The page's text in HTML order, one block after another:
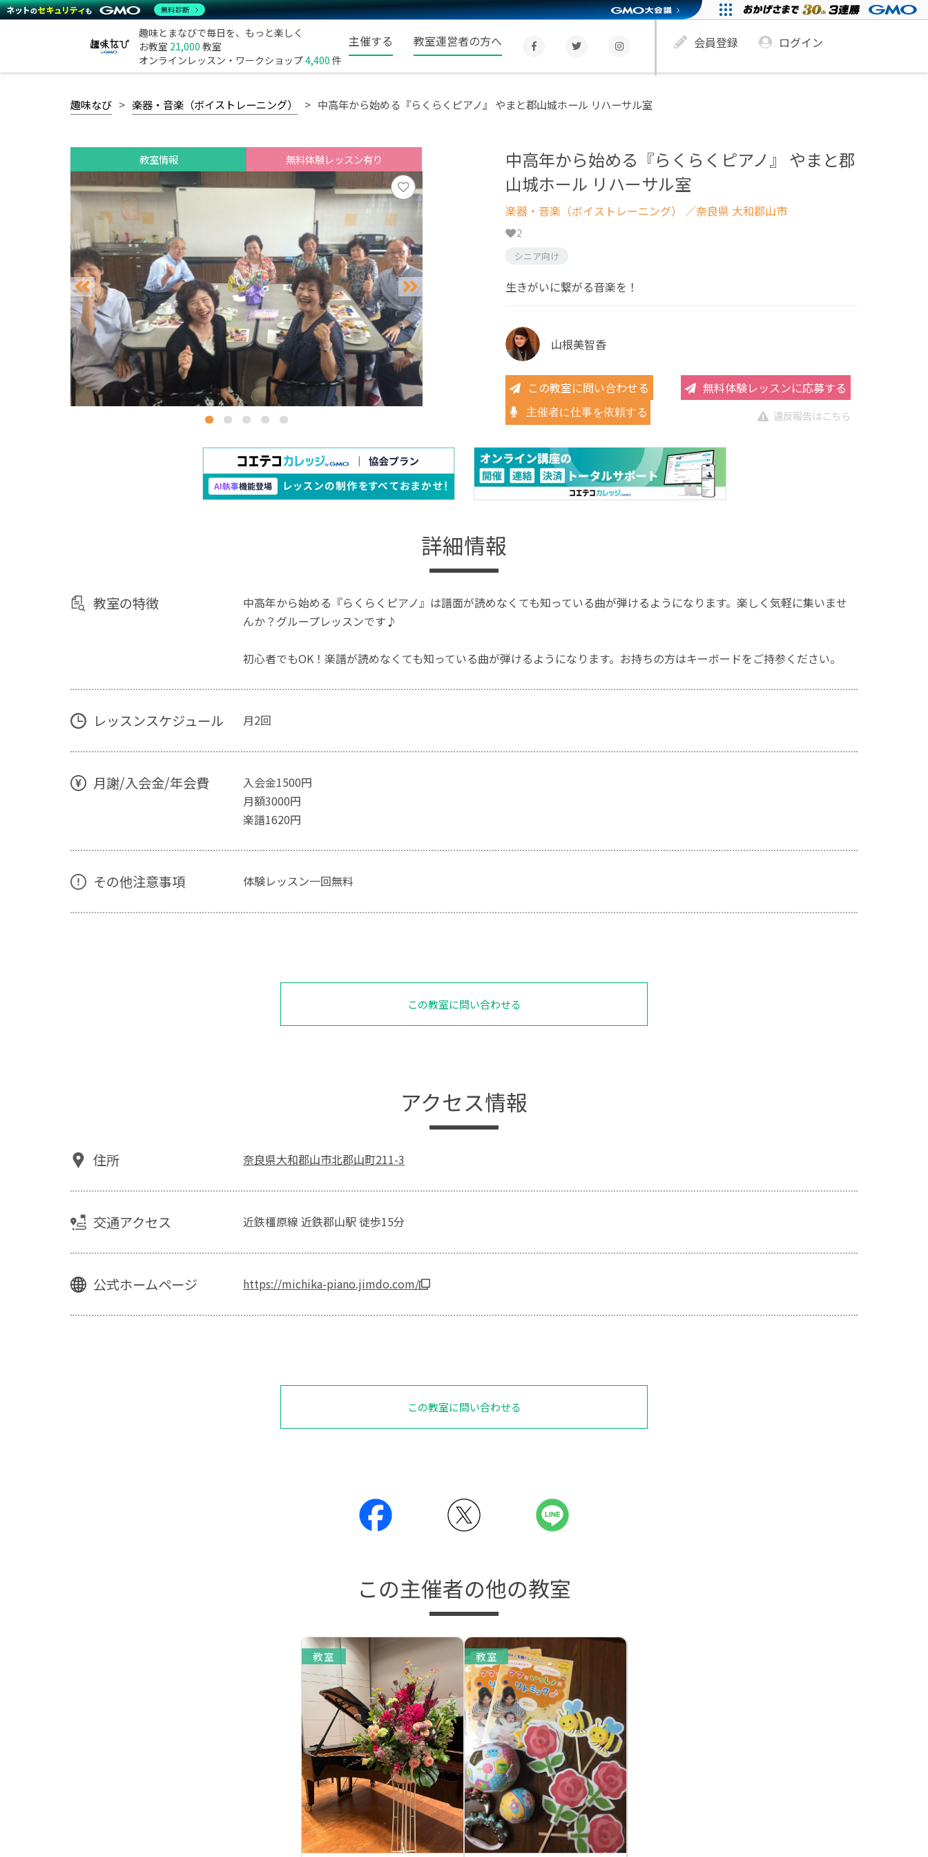
趣味とまなびで毎日を、もっと楽しく
お教室 21,000 教室
オンラインレッスン・ワークショップ4,400 件
主催する 教室運営者の方へ 会員登録 ログイン
趣味なび 楽器・音楽（ボイストレーニング） 中高年から始める『らくらくピアノ』 やまと郡山城ホール リハーサル室
教室情報 無料体験レッスン有り
中高年から始める『らくらくピアノ』 やまと郡
山城ホール リハーサル室
楽器・音楽（ボイストレーニング） ／奈良県 大和郡山市
2
シニア向け
生きがいに繋がる音楽を！
山根美智香
この教室に問い合わせる 無料体験レッスンに応募する
主催者に仕事を依頼する 違反報告はこちら
詳細情報
教室の特徴
中高年から始める『らくらくピアノ』は譜面が読めなくても知っている曲が弾けるようになります。楽しく気軽に集いませ
んか？グループレッスンです♪
初心者でもOK！楽譜が読めなくても知っている曲が弾けるようになります。お持ちの方はキーボードをご持参ください。
レッスンスケジュール 月2回
月謝/入会金/年会費
入会金1500円
月額3000円
楽譜1620円
その他注意事項 体験レッスン一回無料
この教室に問い合わせる
アクセス情報
住所 奈良県大和郡山市北郡山町211-3
交通アクセス 近鉄橿原線 近鉄郡山駅 徒歩15分
公式ホームページ https://michika-piano.jimdo.com/
この教室に問い合わせる
この主催者の他の教室
教室 教室
無料診断